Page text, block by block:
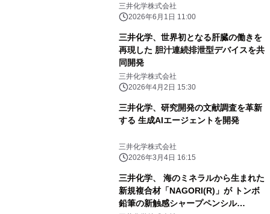
三井化学株式会社
2026年6月1日 11:00
三井化学、世界初となる肝臓の働きを
再現した 胆汁連続排泄型デバイスを共
同開発
三井化学株式会社
2026年4月2日 15:30
三井化学、研究開発の文献調査を革新
する 生成AIエージェントを開発
三井化学株式会社
2026年3月4日 16:15
三井化学、 海のミネラルから生まれた
新規複合材「NAGORI(R)」が トンボ
鉛筆の新触感シャープペンシル